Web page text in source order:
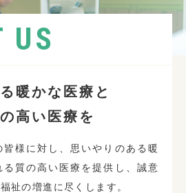
US
暖かな医療と
高い医療を
様に対し、思いやりのある暖
質の高い医療を提供し、誠意
祉の増進に尽くします。